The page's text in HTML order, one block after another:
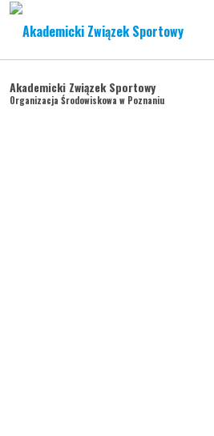
Akademicki Związek Sportowy
Organizacja Środowiskowa w Poznaniu